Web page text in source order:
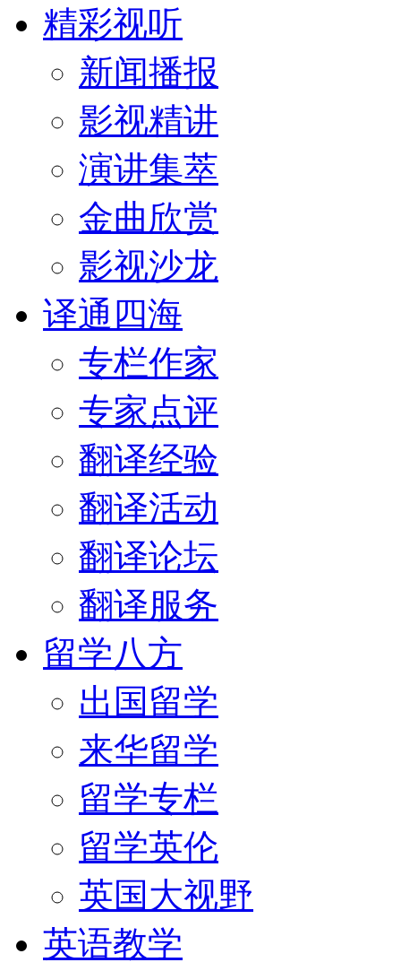
精彩视听
新闻播报
影视精讲
演讲集萃
金曲欣赏
影视沙龙
译通四海
专栏作家
专家点评
翻译经验
翻译活动
翻译论坛
翻译服务
留学八方
出国留学
来华留学
留学专栏
留学英伦
英国大视野
英语教学